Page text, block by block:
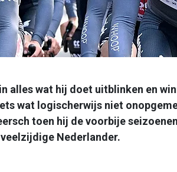
alles wat hij doet uitblinken en
wat logischerwijs niet
toen hij de voorbije
Nederlander.